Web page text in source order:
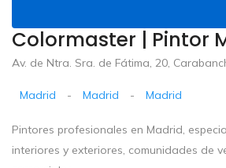
Colormaster | Pintor
Av. de Ntra. Sra. de Fátima, 20,
Madrid - Madrid - Madrid
Pintores profesionales en Madrid,
interiores y exteriores, comunidades de